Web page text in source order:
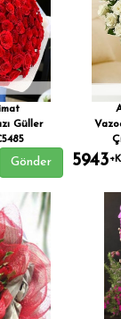
Güller
Gönder 5943